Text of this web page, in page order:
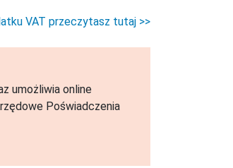
VAT przeczytasz tutaj >>
umożliwia online
Poświadczenia